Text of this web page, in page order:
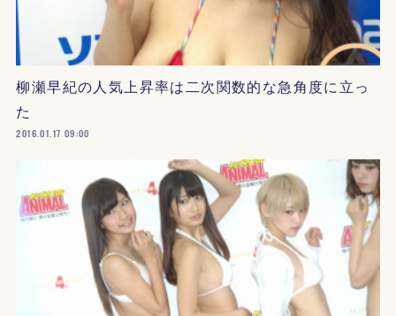
柳瀬早紀の人気上昇率は二次関数的な急角度に立っ
た
2016.01.17 09:00